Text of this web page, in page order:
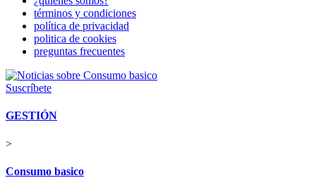
términos y condiciones
política de privacidad
politica de cookies
preguntas frecuentes
Suscríbete
GESTIÓN
>
Consumo basico